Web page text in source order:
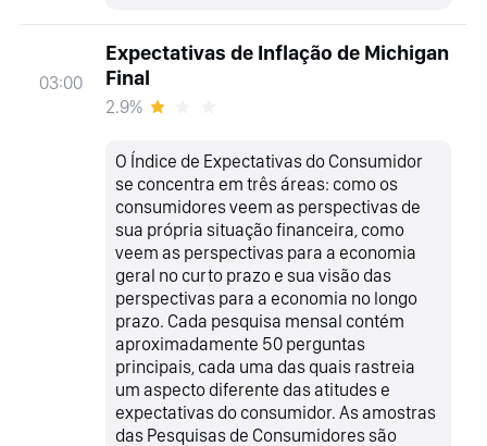
03:00
Expectativas de Inflação de Michigan
Final
2.9%
O Índice de Expectativas do Consumidor
se concentra em três áreas: como os
consumidores veem as perspectivas de
sua própria situação financeira, como
veem as perspectivas para a economia
geral no curto prazo e sua visão das
perspectivas para a economia no longo
prazo. Cada pesquisa mensal contém
aproximadamente 50 perguntas
principais, cada uma das quais rastreia
um aspecto diferente das atitudes e
expectativas do consumidor. As amostras
das Pesquisas de Consumidores são